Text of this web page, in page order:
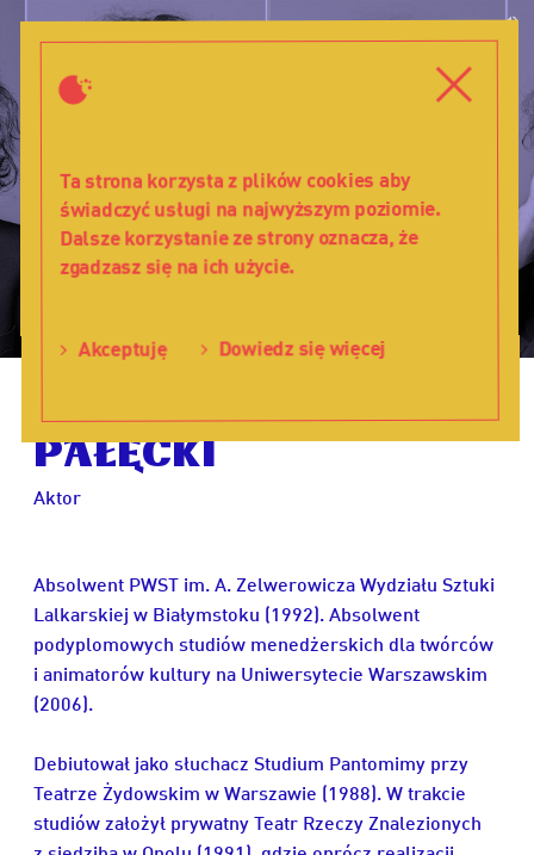
Ta strona korzysta z plików cookies aby
świadczyć usługi na najwyższym poziomie.
Dalsze korzystanie ze strony oznacza, że
zgadzasz się na ich użycie.
Akceptuję Dowiedz się więcej
Menu
Pałęcki
Teatr
Lalka
Wojciech
Pałęcki
Aktor
Absolwent PWST im. A. Zelwerowicza Wydziału Sztuki
Lalkarskiej w Białymstoku (1992). Absolwent
podyplomowych studiów menedżerskich dla twórców
i animatorów kultury na Uniwersytecie Warszawskim
(2006).
Debiutował jako słuchacz Studium Pantomimy przy
Teatrze Żydowskim w Warszawie (1988). W trakcie
studiów założył prywatny Teatr Rzeczy Znalezionych